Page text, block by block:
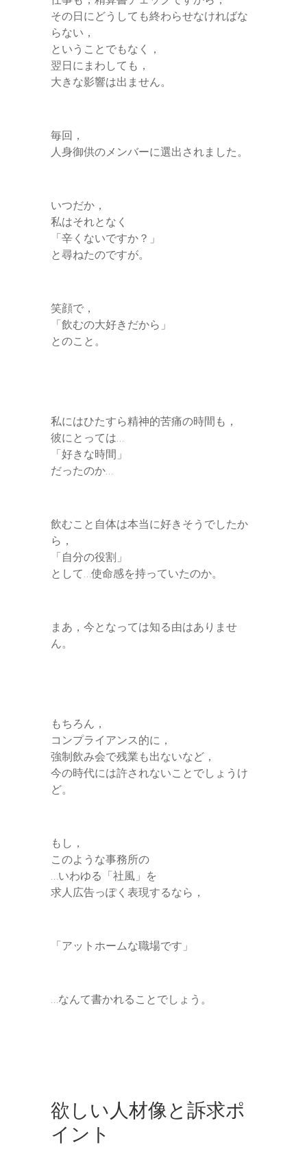
その日にどうしても終わらせなければな
らない，
ということでもなく，
翌日にまわしても，
大きな影響は出ません。
毎回，
人身御供のメンバーに選出されました。
いつだか，
私はそれとなく
「辛くないですか？」
と尋ねたのですが。
笑顔で，
「飲むの大好きだから」
とのこと。
私にはひたすら精神的苦痛の時間も，
彼にとっては…
「好きな時間」
だったのか…
飲むこと自体は本当に好きそうでしたか
ら，
「自分の役割」
として…使命感を持っていたのか。
まあ，今となっては知る由はありませ
ん。
もちろん，
コンプライアンス的に，
強制飲み会で残業も出ないなど，
今の時代には許されないことでしょうけ
ど。
もし，
このような事務所の
…いわゆる「社風」を
求人広告っぽく表現するなら，
「アットホームな職場です」
…なんて書かれることでしょう。
欲しい人材像と訴求ポ
イント